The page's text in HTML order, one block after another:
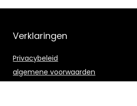
Verklaringen
Privacybeleid
algemene voorwaarden